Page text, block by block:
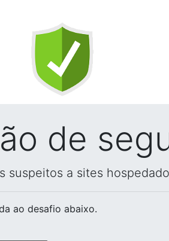
de
suspeitos a sites
ao desafio abaixo.